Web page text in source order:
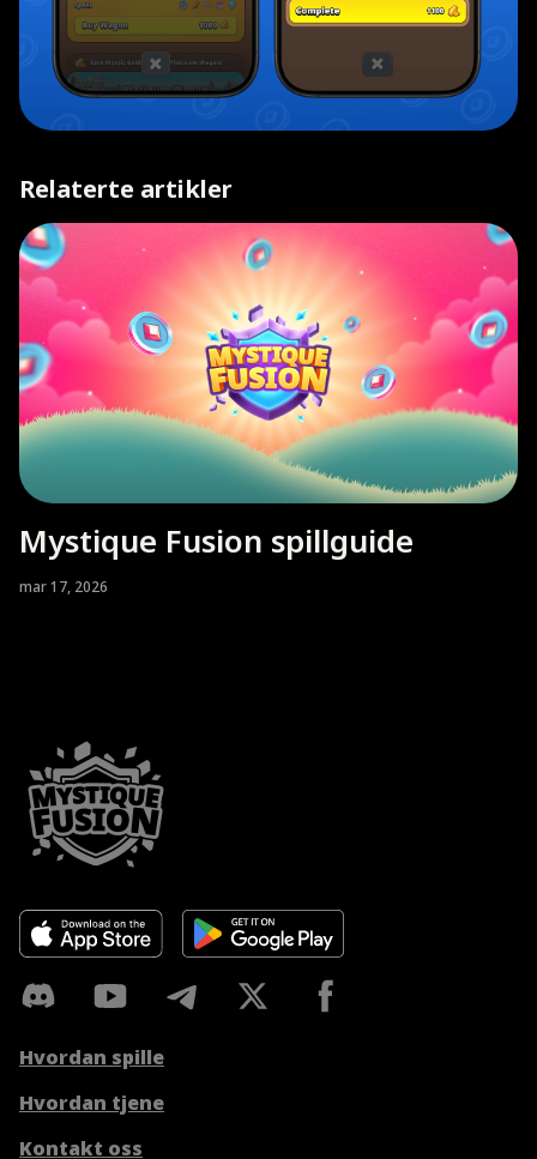
Relaterte artikler
Mystique Fusion spillguide
mar 17, 2026
Hvordan spille
Hvordan tjene
Kontakt oss